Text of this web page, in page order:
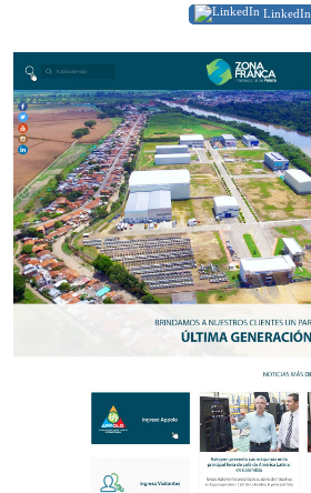
LinkedIn